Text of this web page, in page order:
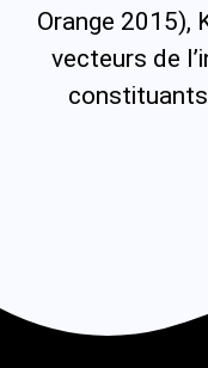
Orange 2015),
vecteurs de